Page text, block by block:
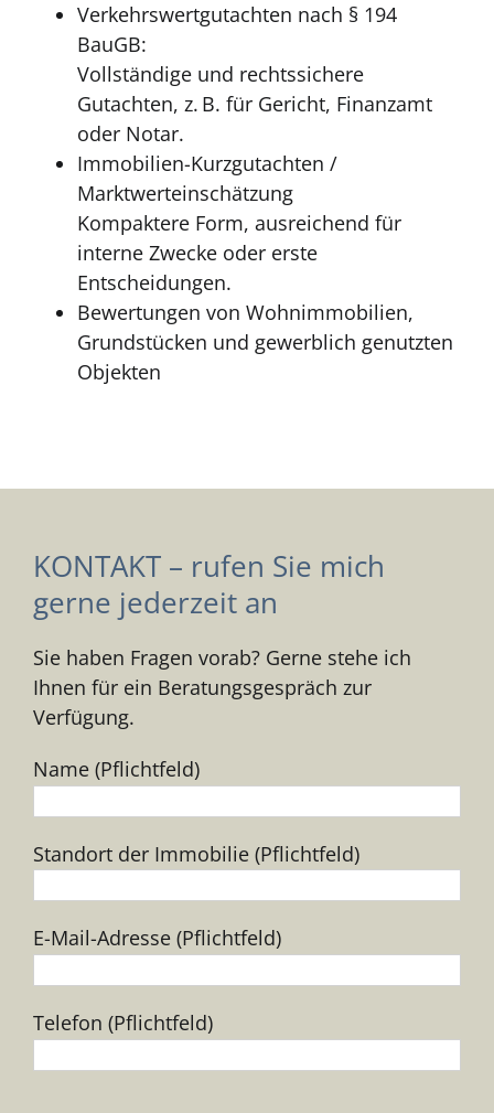
Verkehrswertgutachten nach § 194
BauGB:
Vollständige und rechtssichere
Gutachten, z. B. für Gericht, Finanzamt
oder Notar.
Immobilien-Kurzgutachten /
Marktwerteinschätzung
Kompaktere Form, ausreichend für
interne Zwecke oder erste
Entscheidungen.
Bewertungen von Wohnimmobilien,
Grundstücken und gewerblich genutzten
Objekten
KONTAKT – rufen Sie mich
gerne jederzeit an
Sie haben Fragen vorab? Gerne stehe ich
Ihnen für ein Beratungsgespräch zur
Verfügung.
Name (Pflichtfeld)
Standort der Immobilie (Pflichtfeld)
E-Mail-Adresse (Pflichtfeld)
Telefon (Pflichtfeld)